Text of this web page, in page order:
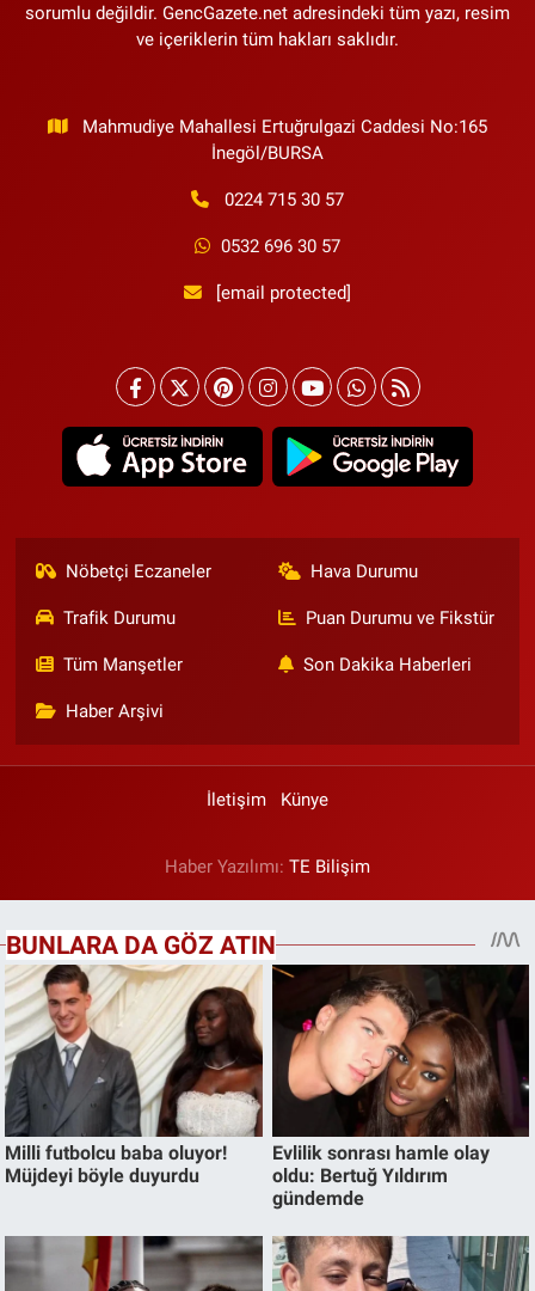
sorumlu değildir. GencGazete.net adresindeki tüm yazı, resim
ve içeriklerin tüm hakları saklıdır.
Mahmudiye Mahallesi Ertuğrulgazi Caddesi No:165
İnegöl/BURSA
0224 715 30 57
0532 696 30 57
[email protected]
Nöbetçi Eczaneler Hava Durumu
Trafik Durumu Puan Durumu ve Fikstür
Tüm Manşetler Son Dakika Haberleri
Haber Arşivi
İletişim Künye
Haber Yazılımı: TE Bilişim